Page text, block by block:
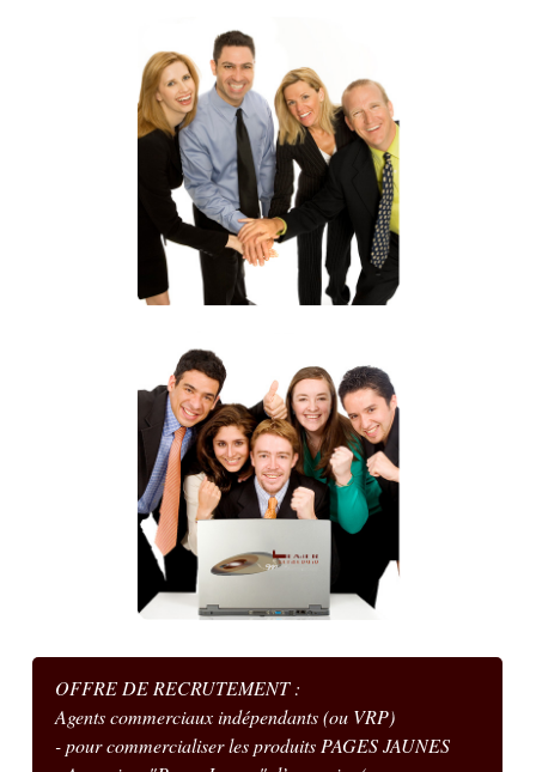
OFFRE DE RECRUTEMENT :
Agents commerciaux indépendants (ou VRP)
- pour commercialiser les produits PAGES JAUNES